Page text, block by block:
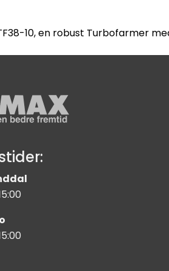
10, en robust Turbofarmer